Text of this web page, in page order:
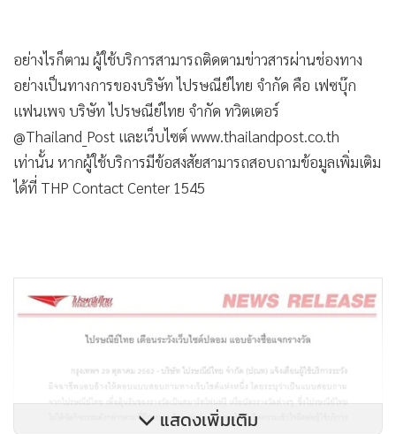
อย่างไรก็ตาม ผู้ใช้บริการสามารถติดตามข่าวสารผ่านช่องทาง
อย่างเป็นทางการของบริษัท ไปรษณีย์ไทย จำกัด คือ เฟซบุ๊ก
แฟนเพจ บริษัท ไปรษณีย์ไทย จำกัด ทวิตเตอร์
@Thailand_Post และเว็บไซต์ www.thailandpost.co.th
เท่านั้น หากผู้ใช้บริการมีข้อสงสัยสามารถสอบถามข้อมูลเพิ่มเติม
ได้ที่ THP Contact Center 1545
แสดงเพิ่มเติม